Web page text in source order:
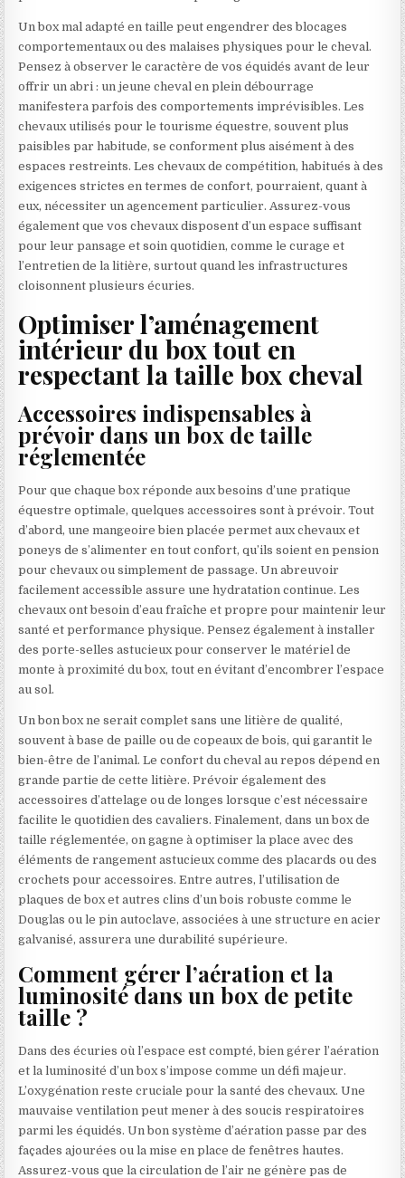
Un box mal adapté en taille peut engendrer des blocages
comportementaux ou des malaises physiques pour le cheval.
Pensez à observer le caractère de vos équidés avant de leur
offrir un abri : un jeune cheval en plein débourrage
manifestera parfois des comportements imprévisibles. Les
chevaux utilisés pour le tourisme équestre, souvent plus
paisibles par habitude, se conforment plus aisément à des
espaces restreints. Les chevaux de compétition, habitués à des
exigences strictes en termes de confort, pourraient, quant à
eux, nécessiter un agencement particulier. Assurez-vous
également que vos chevaux disposent d’un espace suffisant
pour leur pansage et soin quotidien, comme le curage et
l’entretien de la litière, surtout quand les infrastructures
cloisonnent plusieurs écuries.
Optimiser l’aménagement
intérieur du box tout en
respectant la taille box cheval
Accessoires indispensables à
prévoir dans un box de taille
réglementée
Pour que chaque box réponde aux besoins d’une pratique
équestre optimale, quelques accessoires sont à prévoir. Tout
d’abord, une mangeoire bien placée permet aux chevaux et
poneys de s’alimenter en tout confort, qu’ils soient en pension
pour chevaux ou simplement de passage. Un abreuvoir
facilement accessible assure une hydratation continue. Les
chevaux ont besoin d’eau fraîche et propre pour maintenir leur
santé et performance physique. Pensez également à installer
des porte-selles astucieux pour conserver le matériel de
monte à proximité du box, tout en évitant d’encombrer l’espace
au sol.
Un bon box ne serait complet sans une litière de qualité,
souvent à base de paille ou de copeaux de bois, qui garantit le
bien-être de l’animal. Le confort du cheval au repos dépend en
grande partie de cette litière. Prévoir également des
accessoires d’attelage ou de longes lorsque c’est nécessaire
facilite le quotidien des cavaliers. Finalement, dans un box de
taille réglementée, on gagne à optimiser la place avec des
éléments de rangement astucieux comme des placards ou des
crochets pour accessoires. Entre autres, l’utilisation de
plaques de box et autres clins d’un bois robuste comme le
Douglas ou le pin autoclave, associées à une structure en acier
galvanisé, assurera une durabilité supérieure.
Comment gérer l’aération et la
luminosité dans un box de petite
taille ?
Dans des écuries où l’espace est compté, bien gérer l’aération
et la luminosité d’un box s’impose comme un défi majeur.
L’oxygénation reste cruciale pour la santé des chevaux. Une
mauvaise ventilation peut mener à des soucis respiratoires
parmi les équidés. Un bon système d’aération passe par des
façades ajourées ou la mise en place de fenêtres hautes.
Assurez-vous que la circulation de l’air ne génère pas de